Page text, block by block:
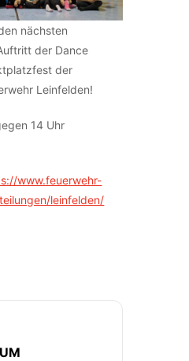
nächsten
der Dance
der
Leinfelden!
14 Uhr
www.feuerwehr-
leinfelden/